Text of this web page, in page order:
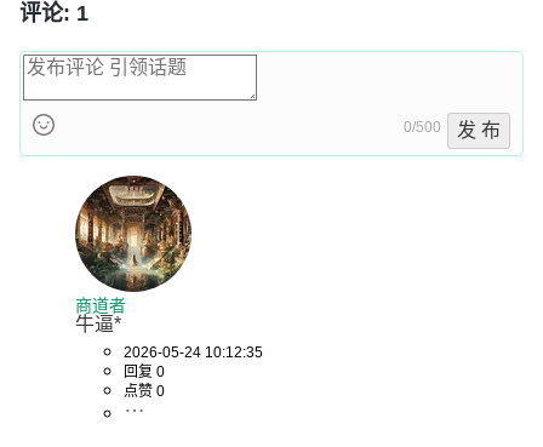
评论: 1
0/500 发 布
商道者
牛逼*
2026-05-24 10:12:35
回复 0
点赞 0